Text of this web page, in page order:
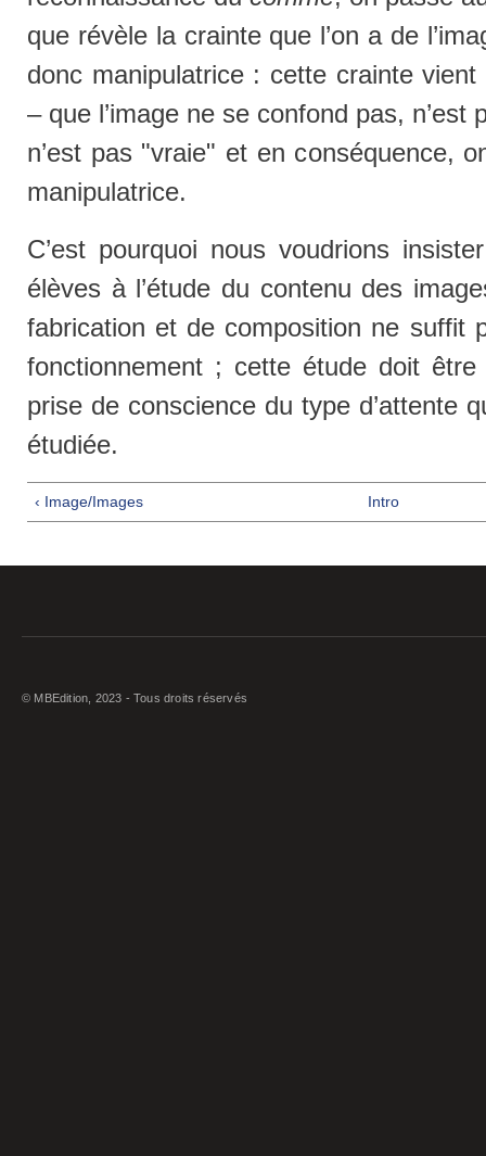
que révèle la crainte que l’on a de
donc manipulatrice : cette crainte
– que l’image ne se confond pas, n’est
n’est pas "vraie" et en conséquence,
manipulatrice.
C’est pourquoi nous voudrions
élèves à l’étude du contenu des
fabrication et de composition ne suffit
fonctionnement ; cette étude doit
prise de conscience du type d’attente
étudiée.
‹ Image/Images Intro
© MBEdition, 2023 - Tous droits réservés